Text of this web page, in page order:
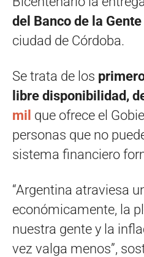
del Banco de la Gente
ciudad de Córdoba.
Se trata de los
libre disponibilidad,
mil que ofrece el
personas que no
sistema financiero
“Argentina atraviesa
económicamente, la
nuestra gente y la
vez valga menos”,